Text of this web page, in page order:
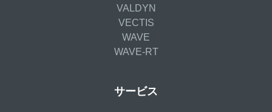
VALDYN
VECTIS
WAVE
WAVE-RT
サービス